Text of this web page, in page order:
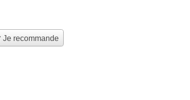
Je recommande